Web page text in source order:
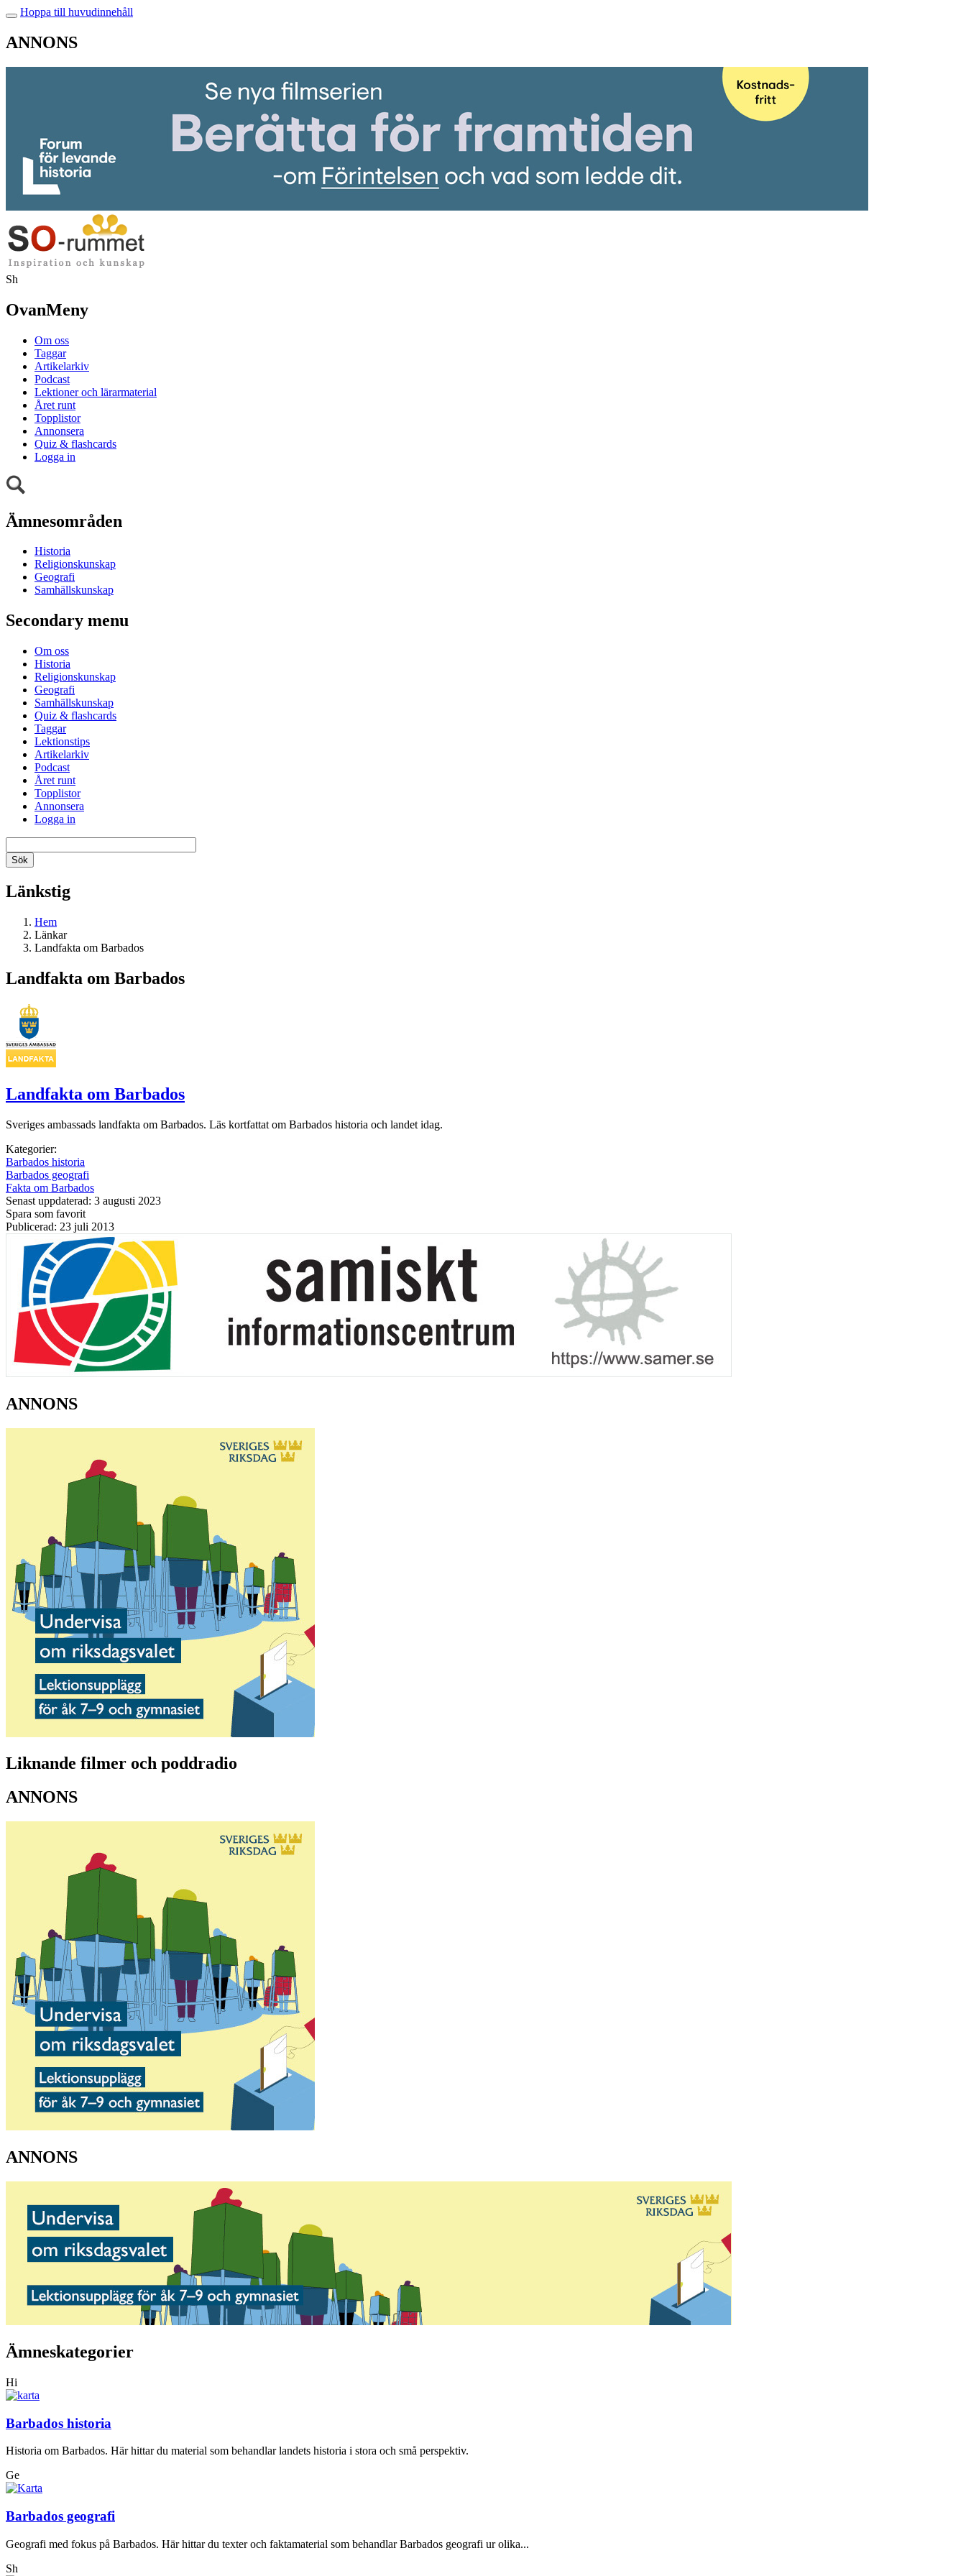
Hoppa till huvudinnehåll
ANNONS
Sh
OvanMeny
Om oss
Taggar
Artikelarkiv
Podcast
Lektioner och lärarmaterial
Året runt
Topplistor
Annonsera
Quiz & flashcards
Logga in
Ämnesområden
Historia
Religionskunskap
Geografi
Samhällskunskap
Secondary menu
Om oss
Historia
Religionskunskap
Geografi
Samhällskunskap
Quiz & flashcards
Taggar
Lektionstips
Artikelarkiv
Podcast
Året runt
Topplistor
Annonsera
Logga in
Länkstig
Hem
Länkar
Landfakta om Barbados
Landfakta om Barbados
Landfakta om Barbados
Sveriges ambassads landfakta om Barbados. Läs kortfattat om Barbados historia och landet idag.
Kategorier:
Barbados historia
Barbados geografi
Fakta om Barbados
Senast uppdaterad: 3 augusti 2023
Spara som favorit
Publicerad: 23 juli 2013
ANNONS
Liknande filmer och poddradio
ANNONS
ANNONS
Ämneskategorier
Hi
Barbados historia
Historia om Barbados. Här hittar du material som behandlar landets historia i stora och små perspektiv.
Ge
Barbados geografi
Geografi med fokus på Barbados. Här hittar du texter och faktamaterial som behandlar Barbados geografi ur olika...
Sh